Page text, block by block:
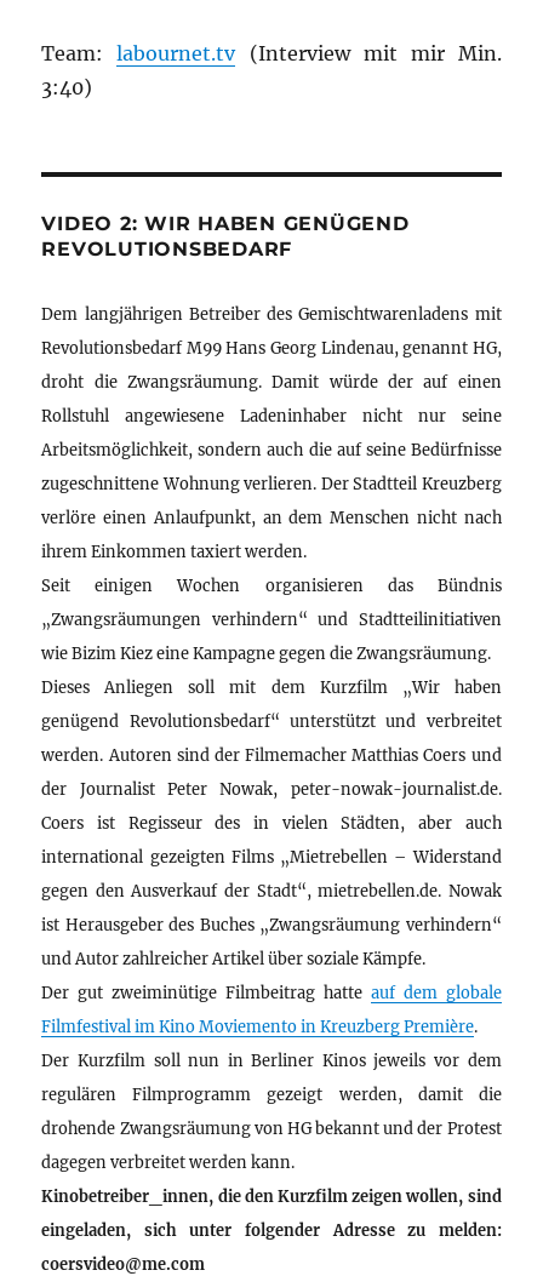
Team:labournet.tv(Interview mit mir Min.
3:40)
VIDEO 2: WIR HABEN GENÜGEND
REVOLUTIONSBEDARF
Dem langjährigen Betreiber des Gemischtwarenladens mit
Revolutionsbedarf M99 Hans Georg Lindenau, genannt HG,
droht die Zwangsräumung. Damit würde der auf einen
Rollstuhl angewiesene Ladeninhaber nicht nur seine
Arbeitsmöglichkeit, sondern auch die auf seine Bedürfnisse
zugeschnittene Wohnung verlieren. Der Stadtteil Kreuzberg
verlöre einen Anlaufpunkt, an dem Menschen nicht nach
ihrem Einkommen taxiert werden.
Seit einigen Wochen organisieren das Bündnis
„Zwangsräumungen verhindern“ und Stadtteilinitiativen
wie Bizim Kiez eine Kampagne gegen die Zwangsräumung.
Dieses Anliegen soll mit dem Kurzfilm „Wir haben
genügend Revolutionsbedarf“ unterstützt und verbreitet
werden. Autoren sind der Filmemacher Matthias Coers und
der Journalist Peter Nowak, peter-nowak-journalist.de.
Coers ist Regisseur des in vielen Städten, aber auch
international gezeigten Films „Mietrebellen – Widerstand
gegen den Ausverkauf der Stadt“, mietrebellen.de. Nowak
ist Herausgeber des Buches „Zwangsräumung verhindern“
und Autor zahlreicher Artikel über soziale Kämpfe.
Der gut zweiminütige Filmbeitrag hatte auf dem globale
Filmfestival im Kino Moviemento in Kreuzberg Première.
Der Kurzfilm soll nun in Berliner Kinos jeweils vor dem
regulären Filmprogramm gezeigt werden, damit die
drohende Zwangsräumung von HG bekannt und der Protest
dagegen verbreitet werden kann.
Kinobetreiber_innen, die den Kurzfilm zeigen wollen, sind
eingeladen, sich unter folgender Adresse zu melden:
coersvideo@me.com